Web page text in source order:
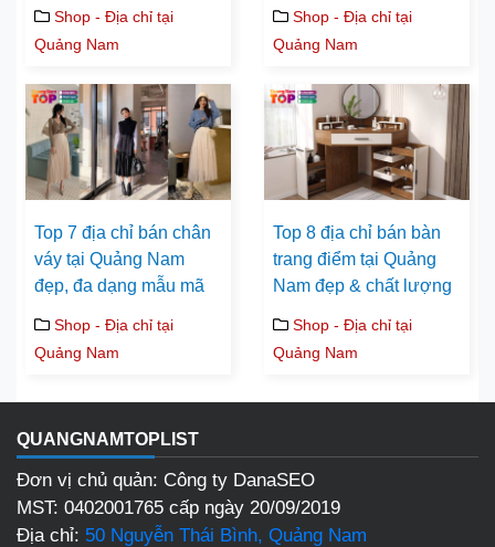
Shop - Địa chỉ tại
Quảng Nam
Shop - Địa chỉ tại
Quảng Nam
Top 7 địa chỉ bán chân
váy tại Quảng Nam
đẹp, đa dạng mẫu mã
Shop - Địa chỉ tại
Quảng Nam
Top 8 địa chỉ bán bàn
trang điểm tại Quảng
Nam đẹp & chất lượng
Shop - Địa chỉ tại
Quảng Nam
QUANGNAMTOPLIST
Đơn vị chủ quản: Công ty DanaSEO
MST: 0402001765 cấp ngày 20/09/2019
Địa chỉ: 50 Nguyễn Thái Bình, Quảng Nam